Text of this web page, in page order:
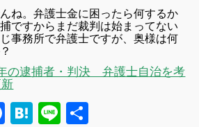
ね。弁護士金に困ったら何するか
ですからまだ裁判は始まってない
事務所で弁護士ですが、奥様は何
の逮捕者・判決 弁護士自治を考
Facebook
Hatena
Line